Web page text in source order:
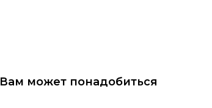
Вам может понадобиться